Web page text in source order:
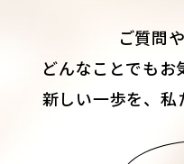
ご質問
どんなことでもお
新しい一歩を、私